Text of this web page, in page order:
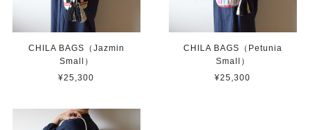
CHILA BAGS（Jazmin
Small）
¥25,300
CHILA BAGS（Petunia
Small）
¥25,300